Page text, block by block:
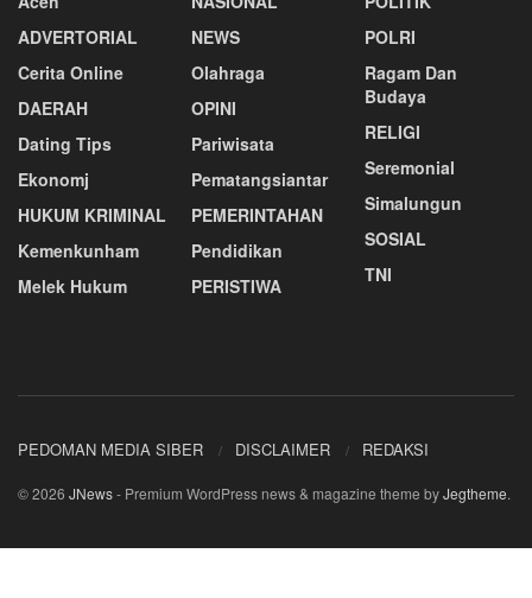
ADVERTORIAL
Cerita Online
DAERAH
Dating Tips
Ekonomj
HUKUM KRIMINAL
Kemenkunham
Melek Hukum
NEWS
Olahraga
OPINI
Pariwisata
Pematangsiantar
PEMERINTAHAN
Pendidikan
PERISTIWA
POLRI
Ragam Dan
Budaya
RELIGI
Seremonial
Simalungun
SOSIAL
TNI
PEDOMAN MEDIA SIBER DISCLAIMER REDAKSI
© 2026 JNews- Premium WordPress news & magazine theme byJegtheme.